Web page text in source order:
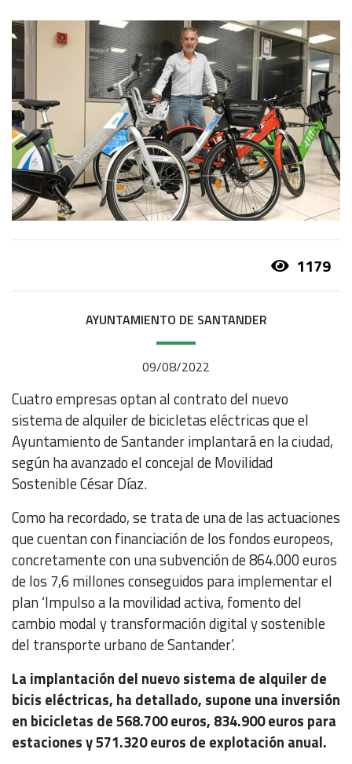
1179
AYUNTAMIENTO DE SANTANDER
09/08/2022
Cuatro empresas optan al contrato del nuevo
sistema de alquiler de bicicletas eléctricas que el
Ayuntamiento de Santander implantará en la ciudad,
según ha avanzado el concejal de Movilidad
Sostenible César Díaz.
Como ha recordado, se trata de una de las actuaciones
que cuentan con financiación de los fondos europeos,
concretamente con una subvención de 864.000 euros
de los 7,6 millones conseguidos para implementar el
plan ‘Impulso a la movilidad activa, fomento del
cambio modal y transformación digital y sostenible
del transporte urbano de Santander’.
La implantación del nuevo sistema de alquiler de
bicis eléctricas, ha detallado, supone una inversión
en bicicletas de 568.700 euros, 834.900 euros para
estaciones y 571.320 euros de explotación anual.